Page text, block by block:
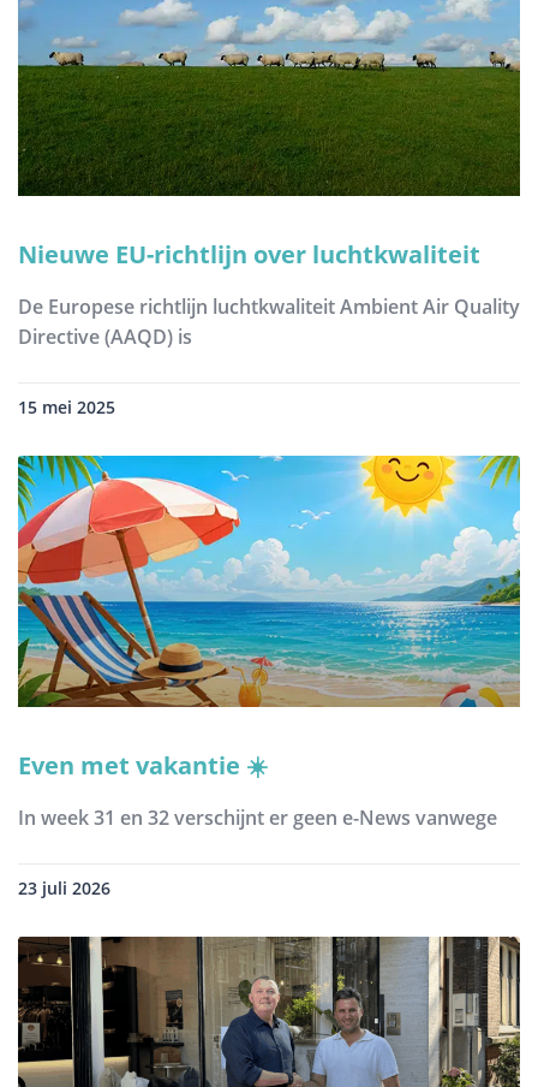
Nieuwe EU-richtlijn over luchtkwaliteit
De Europese richtlijn luchtkwaliteit Ambient Air Quality
Directive (AAQD) is
15 mei 2025
Even met vakantie ☀️
In week 31 en 32 verschijnt er geen e-News vanwege
23 juli 2026